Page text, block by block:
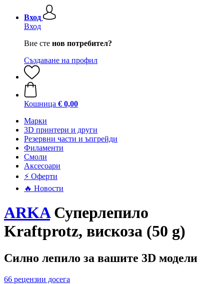
Вход
Вход
Вие сте нов потребител?
Създаване на профил
Кошница € 0,00
Mарки
3D принтери и други
Резервни части и ъпгрейди
Филаменти
Смоли
Аксесоари
⚡ Оферти
🔥 Новости
ARKAСуперлепило
Kraftprotz, вискоза (50 g)
Силно лепило за вашите 3D модели
66 рецензии досега